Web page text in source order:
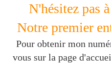
N'hésitez pas
Notre premier
Pour obtenir mon
vous sur la page